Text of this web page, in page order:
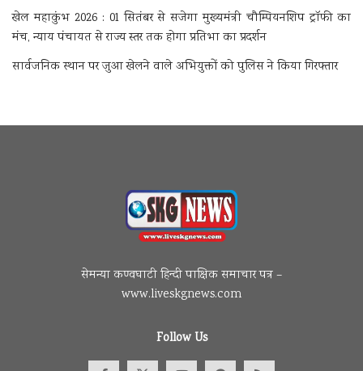
खेल महाकुंभ 2026 : 01 सितंबर से सजेगा मुख्यमंत्री चौम्पियनशिप ट्रॉफी का
मंच, न्याय पंचायत से राज्य स्तर तक होगा प्रतिभा का प्रदर्शन
सार्वजनिक स्थान पर जुआ खेलने वाले अभियुक्तों को पुलिस ने किया गिरफ्तार
सेमन्या कण्वघाटी हिन्दी पाक्षिक समाचार पत्र –
www.liveskgnews.com
Follow Us